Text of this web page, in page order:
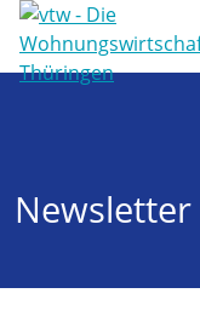
Newsletter